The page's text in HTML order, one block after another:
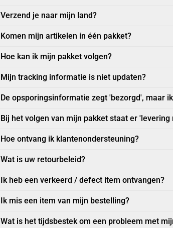
Verzend je naar mijn land?
Komen mijn artikelen in één pakket?
Hoe kan ik mijn pakket volgen?
Mijn tracking informatie is niet updaten?
De opsporingsinformatie zegt 'bezorgd', maar
Bij het volgen van mijn pakket staat er 'levering
Hoe ontvang ik klantenondersteuning?
Wat is uw retourbeleid?
Ik heb een verkeerd / defect item ontvangen?
Ik mis een item van mijn bestelling?
Wat is het tijdsbestek om een probleem met